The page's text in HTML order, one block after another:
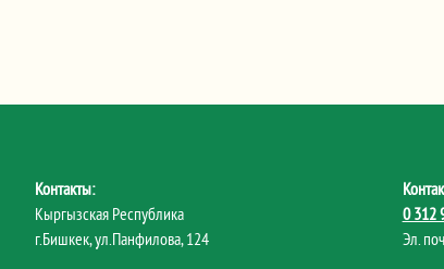
Контакты:
Кыргызская Республика
г.Бишкек, ул.Панфилова, 124
0 312
Эл.